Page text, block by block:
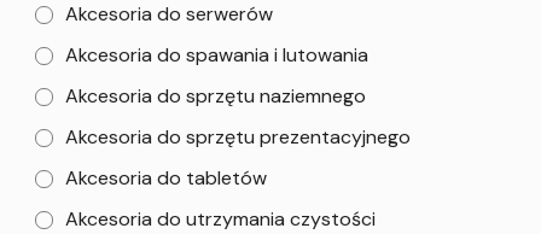
Akcesoria do serwerów
Akcesoria do spawania i lutowania
Akcesoria do sprzętu naziemnego
Akcesoria do sprzętu prezentacyjnego
Akcesoria do tabletów
Akcesoria do utrzymania czystości